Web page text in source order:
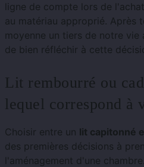
ligne de compte lors de
au matériau approprié. Après
moyenne un tiers de notre vie
de bien réfléchir à cette
Lit rembourré ou
lequel correspond à
Choisir entre un lit capitonné
des premières décisions à
l'aménagement d'une